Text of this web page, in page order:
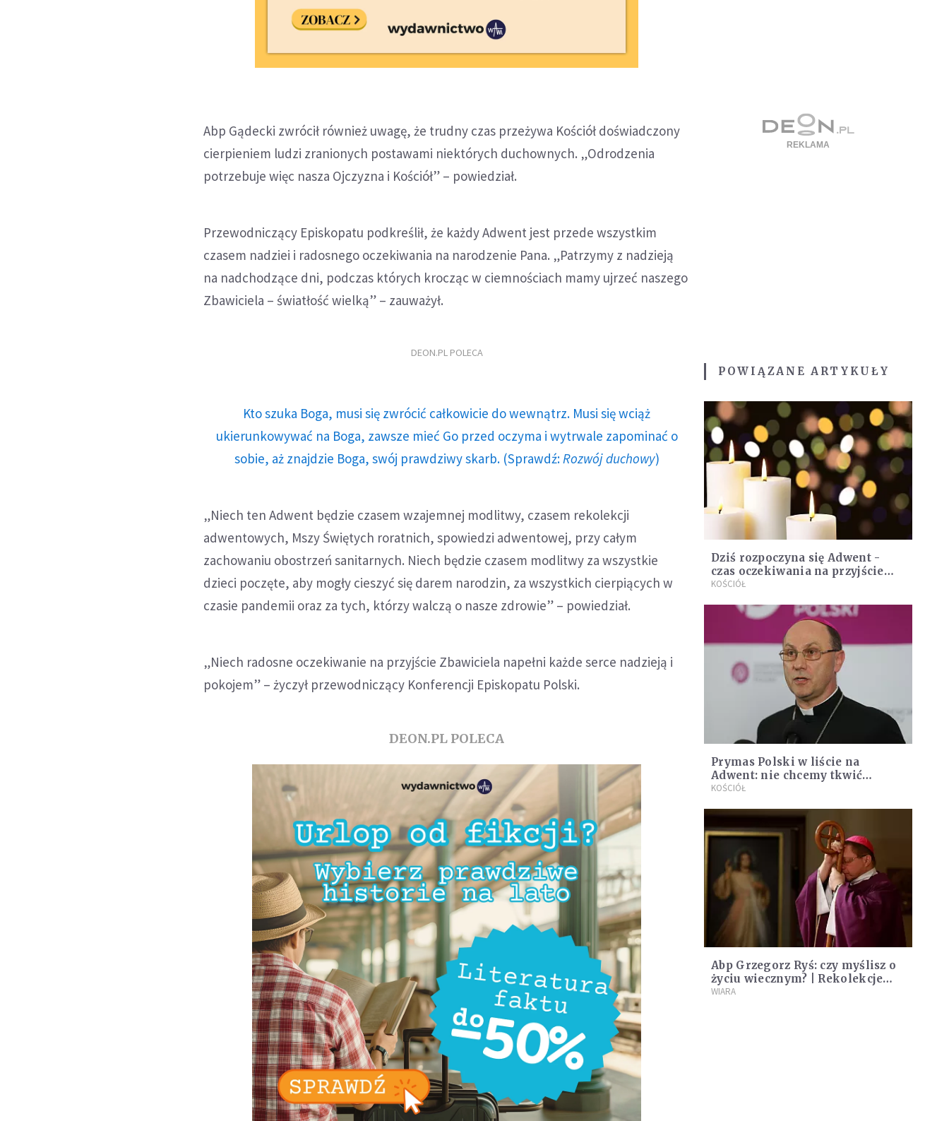
Abp Gądecki zwrócił również uwagę, że trudny czas przeżywa Kościół doświadczony
cierpieniem ludzi zranionych postawami niektórych duchownych. „Odrodzenia
potrzebuje więc nasza Ojczyzna i Kościół” – powiedział.
Przewodniczący Episkopatu podkreślił, że każdy Adwent jest przede wszystkim
czasem nadziei i radosnego oczekiwania na narodzenie Pana. „Patrzymy z nadzieją
na nadchodzące dni, podczas których krocząc w ciemnościach mamy ujrzeć naszego
Zbawiciela – światłość wielką” – zauważył.
DEON.PL POLECA
Kto szuka Boga, musi się zwrócić całkowicie do wewnątrz. Musi się wciąż
ukierunkowywać na Boga, zawsze mieć Go przed oczyma i wytrwale zapominać o
sobie, aż znajdzie Boga, swój prawdziwy skarb. (Sprawdź: Rozwój duchowy)
„Niech ten Adwent będzie czasem wzajemnej modlitwy, czasem rekolekcji
adwentowych, Mszy Świętych roratnich, spowiedzi adwentowej, przy całym
zachowaniu obostrzeń sanitarnych. Niech będzie czasem modlitwy za wszystkie
dzieci poczęte, aby mogły cieszyć się darem narodzin, za wszystkich cierpiących w
czasie pandemii oraz za tych, którzy walczą o nasze zdrowie” – powiedział.
„Niech radosne oczekiwanie na przyjście Zbawiciela napełni każde serce nadzieją i
pokojem” – życzył przewodniczący Konferencji Episkopatu Polski.
DEON.PL POLECA
POWIĄZANE ARTYKUŁY
Dziś rozpoczyna się Adwent -
czas oczekiwania na przyjście
Zbawiciela
KOŚCIÓŁ
Prymas Polski w liście na
Adwent: nie chcemy tkwić
jedynie w lęku i niepewności
KOŚCIÓŁ
Abp Grzegorz Ryś: czy myślisz o
życiu wiecznym? | Rekolekcje
Adwentowe #1
WIARA